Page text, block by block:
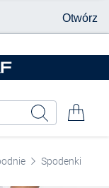
Spodenki
Otwórz